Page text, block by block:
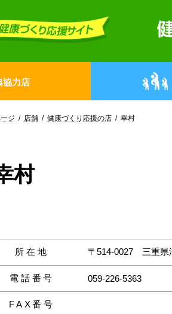
協力店
ジ 店舗 健康づくり応援の店 幸村
村
所在地 〒514-0027 三重県
電話番号 059-226-5363
FAX番号